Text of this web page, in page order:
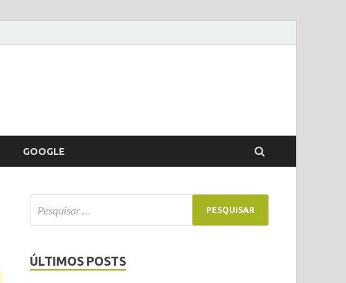
GOOGLE
ÚLTIMOS POSTS